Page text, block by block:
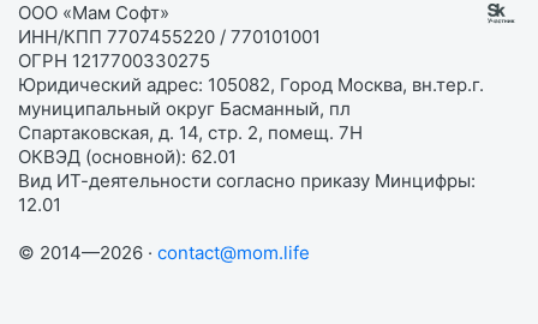
ООО «Мам Софт»
ИНН/КПП 7707455220 / 770101001
ОГРН 1217700330275
Юридический адрес: 105082, Город Москва, вн.тер.г.
муниципальный округ Басманный, пл
Спартаковская, д. 14, стр. 2, помещ. 7Н
ОКВЭД (основной): 62.01
Вид ИТ-деятельности согласно приказу Минцифры:
12.01
© 2014—2026 · contact@mom.life